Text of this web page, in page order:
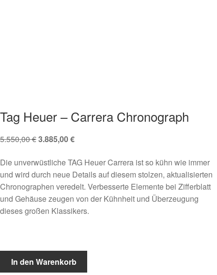
Tag Heuer – Carrera Chronograph
5.550,00€Ursprünglicher
war:
5.550,00 €
3.885,00€Aktueller
ist:
3.885,00 €.
Die unverwüstliche TAG Heuer Carrera ist so kühn wie immer
und wird durch neue Details auf diesem stolzen, aktualisierten
Chronographen veredelt. Verbesserte Elemente bei Zifferblatt
und Gehäuse zeugen von der Kühnheit und Überzeugung
dieses großen Klassikers.
Tag
Heuer
In den Warenkorb